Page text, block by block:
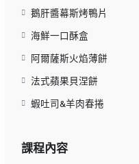
鵝肝醬幕斯烤鴨片
海鮮一口酥盒
阿爾薩斯火焰薄餅
法式蘋果貝涅餅
蝦吐司&羊肉春捲
課程內容